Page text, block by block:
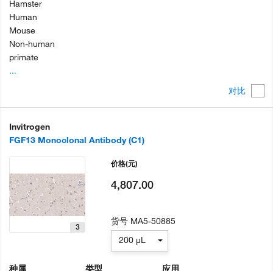
对比
Hamster
Human
Mouse
Non-human
primate
...
Invitrogen
FGF13 Monoclonal Antibody (C1)
3
种属
类型
应用
价格(元)
4,807.00
货号 MA5-50885
200 µL